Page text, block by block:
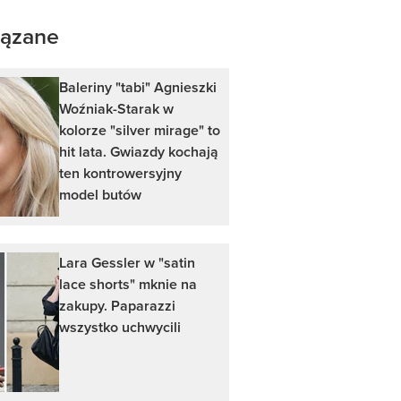
Baleriny "tabi" Agnieszki
Woźniak-Starak w
kolorze "silver mirage" to
hit lata. Gwiazdy kochają
ten kontrowersyjny
model butów
Lara Gessler w "satin
lace shorts" mknie na
zakupy. Paparazzi
wszystko uchwycili